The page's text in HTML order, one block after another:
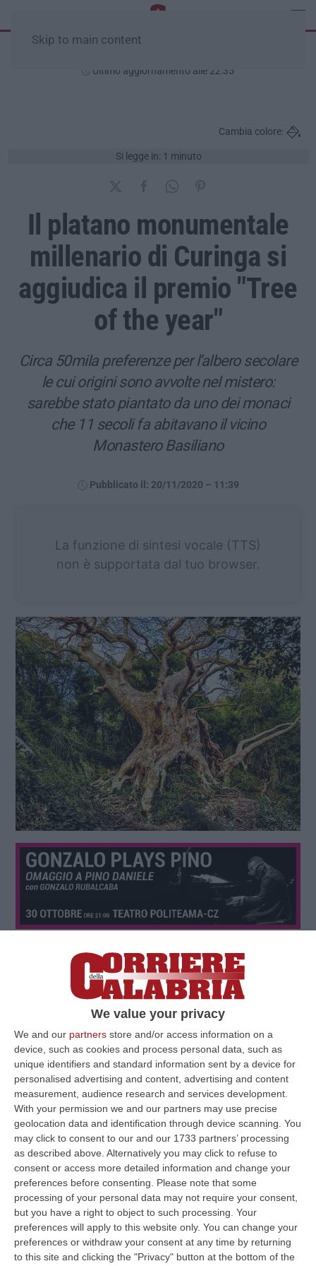
We value your privacy
We and our partners store and/or access information on a
device, such as cookies and process personal data, such as
unique identifiers and standard information sent by a device for
personalised advertising and content, advertising and content
measurement, audience research and services development.
With your permission we and our partners may use precise
geolocation data and identification through device scanning. You
may click to consent to our and our 1733 partners’ processing
as described above. Alternatively you may click to refuse to
consent or access more detailed information and change your
preferences before consenting.
Please note that some
processing of your personal data may not require your consent,
but you have a right to object to such processing. Your
preferences will apply to this website only. You can change your
preferences or withdraw your consent at any time by returning
to this site and clicking the "Privacy" button at the bottom of the
Skip to main content
Ultimo aggiornamento alle 22:35
Si legge in: 1 minuto
Cambia colore:
Il platano monumentale
millenario di Curinga si
aggiudica il premio "Tree
of the year"
Circa 50mila preferenze per l’albero secolare
le cui origini sono avvolte nel mistero:
sarebbe stato piantato da uno dei monaci
che 11 secoli fa abitavano il vicino
Monastero Basiliano
Pubblicato il: 20/11/2020 – 11:39
La funzione di sintesi vocale (TTS)
non è supportata dal tuo browser.
Clicca e segui “Corriere della Calabria” su Google News